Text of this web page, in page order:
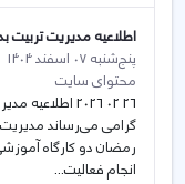
اطلاعیه مدیریت تربیت
پنج‌شنبه 07 اسفند 1404
محتوای سایت
26 02 2026
گرامی می‌رساند
رمضان دو کارگاه
انجام فعالیت...